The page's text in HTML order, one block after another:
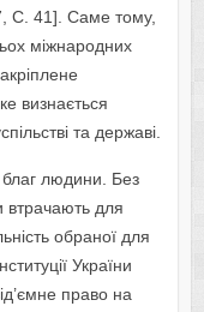
С. 41]. Саме тому,
міжнародних
визнається
та державі.
людини. Без
втрачають для
обраної для
України
право на